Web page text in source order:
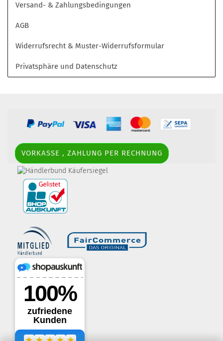
Versand- & Zahlungsbedingungen
AGB
Widerrufsrecht & Muster-Widerrufsformular
Privatsphäre und Datenschutz
VORKASSE , ZAHLUNG PER RECHNUNG